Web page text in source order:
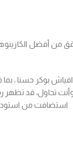
افياش بوكر حسنا ،
تحاول، قد تظهر
استضافت من